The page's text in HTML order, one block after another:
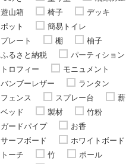
遊山箱
椅子
デッキ
ポット
簡易トイレ
プレート
棚
柚子
ふるさと納税
パーティション
トロフィー
モニュメント
バンブーレザー
ランタン
フェンス
スプレー台
薪
ベッド
製材
竹粉
ガードパイプ
お香
サーフボード
ホワイトボード
トーチ
竹
ポール